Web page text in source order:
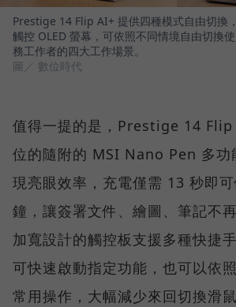
Prestige 14 Flip AI+ 提供四種模式自由切換
觸控 OLED 螢幕，可依照不同情境自由切換
務工作者的四大工作場景。
圖／ 數位時代
值得一提的是，Prestige 14 Flip
位的隨附的 MSI Nano Pen 多功
現亮眼效率，充電僅需 13 秒即
鐘，讓簽署文件、繪圖、筆記不
加寬設計的觸控板支援多種快捷
可快速啟動指定功能，也可以依
常用操作，大幅減少來回切換滑